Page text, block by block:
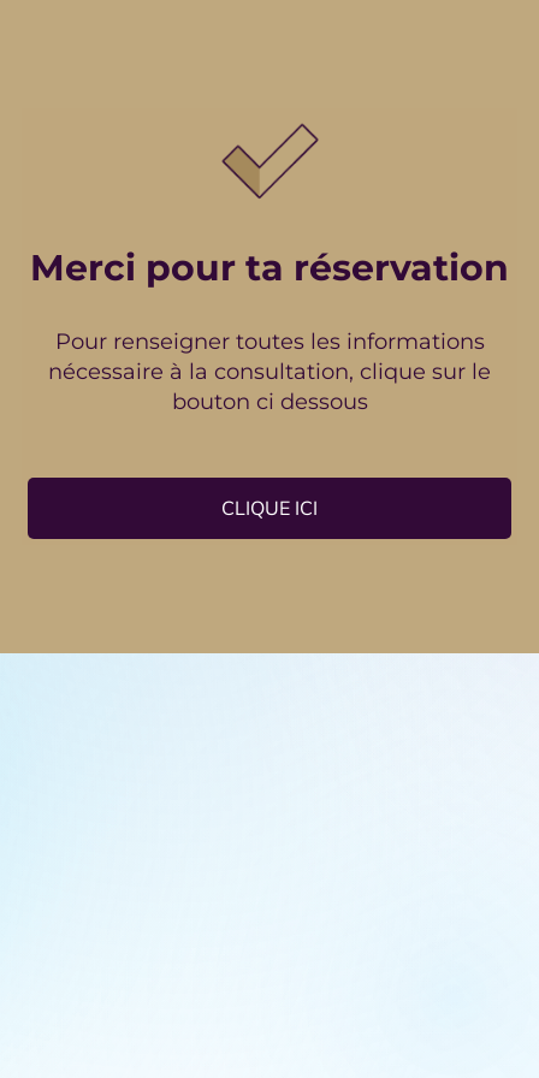
Merci pour ta réservation
Pour renseigner toutes les informations
nécessaire à la consultation, clique sur le
bouton ci dessous
CLIQUE ICI